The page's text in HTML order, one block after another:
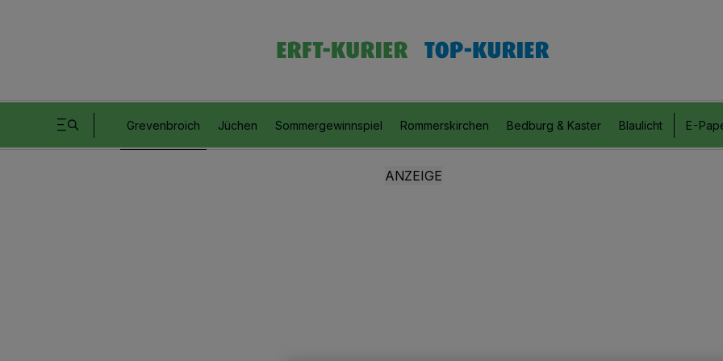
Grevenbroich Jüchen Sommergewinnspiel Rommerskirchen Bedburg & Kaster Blaulicht E-